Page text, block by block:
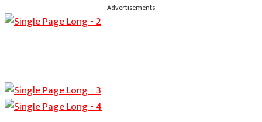
Advertisements